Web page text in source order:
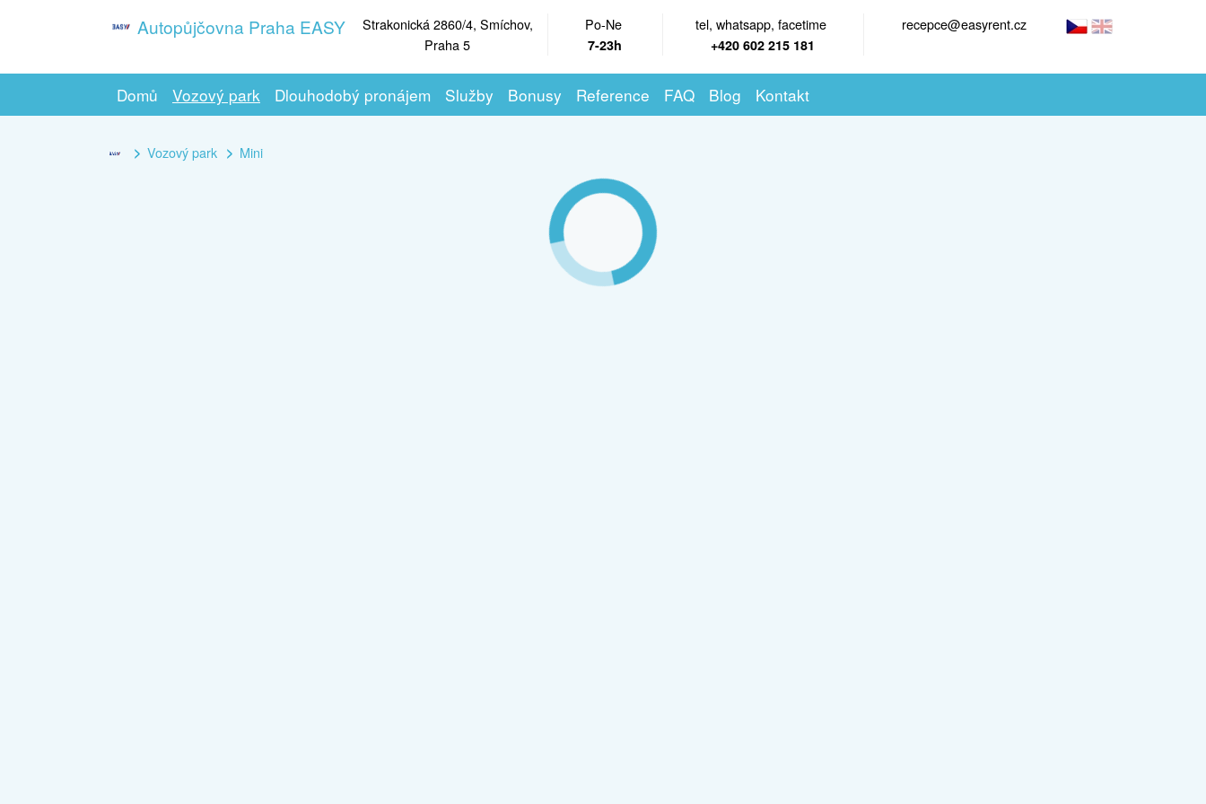
Autopůjčovna Praha EASY
Strakonická 2860/4, Smíchov,
Praha 5
Po-Ne
7-23h
tel, whatsapp, facetime
+420 602 215 181
recepce@easyrent.cz
Domů Vozový park Dlouhodobý pronájem Služby Bonusy Reference FAQ Blog Kontakt
Vozový park Mini